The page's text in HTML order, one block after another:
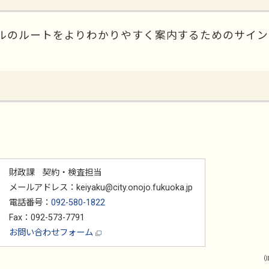
ルートをよりわかりやすく案内するためのサイン
財政課 契約・検査担当
メールアドレス：keiyaku@city.onojo.fukuoka.jp
電話番号： 092-580-1822
Fax：092-573-7791
お問い合わせフォーム